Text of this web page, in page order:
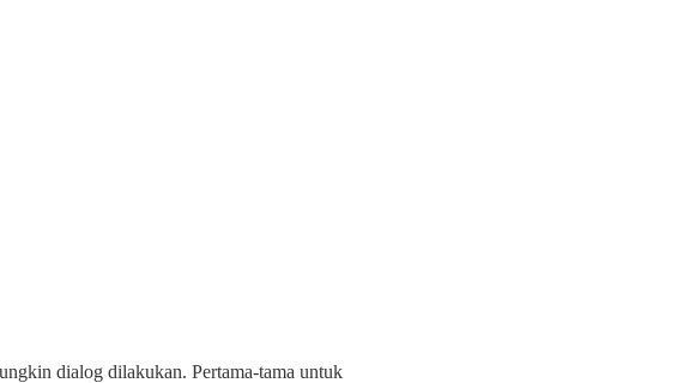
dialog dilakukan. Pertama-tama untuk